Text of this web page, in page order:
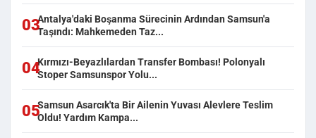
03Antalya'daki Boşanma Sürecinin Ardından Samsun'a
Taşındı: Mahkemeden Taz...
04Kırmızı-Beyazlılardan Transfer Bombası! Polonyalı
Stoper Samsunspor Yolu...
05Samsun Asarcık'ta Bir Ailenin Yuvası Alevlere Teslim
Oldu! Yardım Kampa...